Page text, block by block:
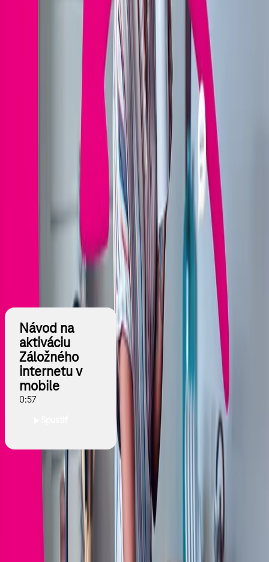
V prípade výpadku Magio Internetu, Biznis NETu alebo Magio Televízie
stačí nahlásiť poruchu v Telekom aplikácii prostredníctvom chatu s
virtuálnou asistentkou Olíviou. Ak sa nám nepodarí odstrániť
poruchu, Olívia vám ako náhradu ponúkne Záložný internet v mobile –
neobmedzené mobilné dáta na 48 hodín zadarmo, aby ste mohli byť
naďalej online alebo sledovať televíziu prostredníctvom mobilnej
Aktivácia Záložného internetu
Záložného internetu v mobile
môžete nahlásiť aj
na bezplatnej Zákazníckej linke0800 123 456
denne od 07:00 do
Nie je nevyhnutné, aby ste sa prepájali počas hovoru na nášho
operátora, Záložný internet v mobile vám aktivuje aj naša virtuálna
asistentka Olívia pri riešení vašej poruchy.
Záložný internet v mobile vám aktivujeme na vami uvedené mobilné
telefónne číslo, s programom služieb Paušál Spojenie, Biznis paušál
Spojenie, Telekom paušál, Telekom Biznis paušál, Easy alebo Fix,
okrem programov Nekonečno a Pro.
Dostupnosť Záložného internetu v mobile v kombinácii s inými
aktívnymi dátovými balíkmi nájdete v časti Najčastejšie otázky nižšie
Návod na
aktiváciu
Záložného
internetu v
mobile
0:57
Nazdieľanie internetu z telefónu
Záložného internetu v mobile vám zostáva už len pár
jednoduchých krokov, ako si môže internet užívať celá rodina.
Štandardné smartfóny ponúkajú možnosť zdieľania internetu cez
vytvorenie vlastnej wi-fi siete, alebo takzvaného
hotspotu. Podľa typu
vášho smartfónu si pozrite
návod na nastavenie a zdieľanie wi-fi siete
V zariadeniach, ktoré používa vaša rodina, stačí už len vyhľadať novú